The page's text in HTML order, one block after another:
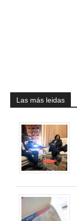
Las más leidas